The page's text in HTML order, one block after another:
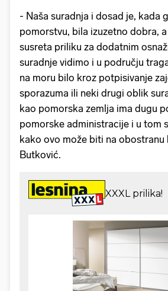
- Naša suradnja i dosad je, kada
pomorstvu, bila izuzetno dobra,
susreta priliku za dodatnim
suradnje vidimo i u području
na moru bilo kroz potpisivanje
sporazuma ili neki drugi oblik
kao pomorska zemlja ima dugu
pomorske administracije i u tom
kako ovo može biti na
Butković.